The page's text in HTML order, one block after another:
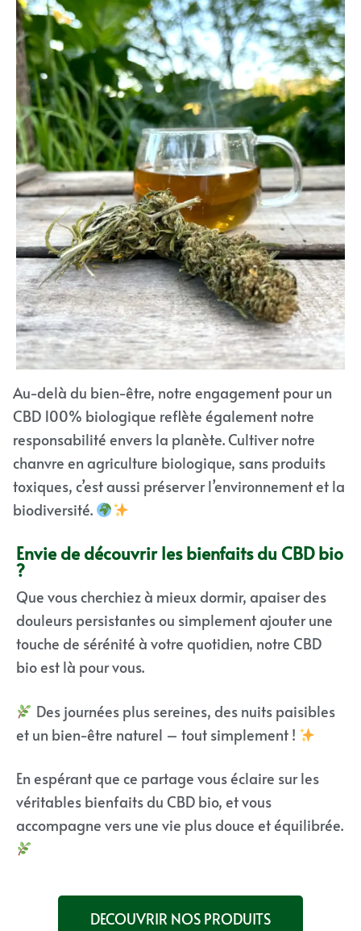
Au-delà du bien-être, notre engagement pour un
CBD 100% biologique reflète également notre
responsabilité envers la planète. Cultiver notre
chanvre en agriculture biologique, sans produits
toxiques, c’est aussi préserver l’environnement et la
biodiversité.
Envie de découvrir les bienfaits du CBD bio
?
Que vous cherchiez à mieux dormir, apaiser des
douleurs persistantes ou simplement ajouter une
touche de sérénité à votre quotidien, notre CBD
bio est là pour vous.
Des journées plus sereines, des nuits paisibles
et un bien-être naturel – tout simplement !
En espérant que ce partage vous éclaire sur les
véritables bienfaits du CBD bio, et vous
accompagne vers une vie plus douce et équilibrée.
DECOUVRIR NOS PRODUITS